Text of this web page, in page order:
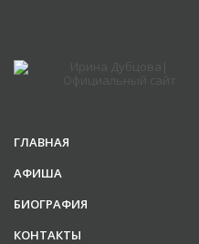
ГЛАВНАЯ
АФИША
БИОГРАФИЯ
КОНТАКТЫ